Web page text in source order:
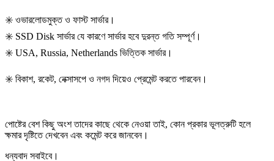
✳️ ওভারলোডমুক্ত ও ফাস্ট সার্ভার।
✳️ SSD Disk সার্ভার যে কারণে সার্ভার হবে দুরন্ত গতি সম্পূর্ণ।
✳️ USA, Russia, Netherlands ভিত্তিক সার্ভার।
✳️ বিকাশ, রকেট, নেক্সাসপে ও নগদ দিয়েও প্রেমেন্ট করতে পারবেন।
পোষ্টের বেশ কিছু অংশ তাদের কাছে থেকে নেওয়া তাই, কোন প্রকার ভূলত্রুটি হলে
ক্ষমার দৃষ্টিতে দেখবেন এবং কমেন্ট করে জানবেন।
ধন্যবাদ সবাইবে।